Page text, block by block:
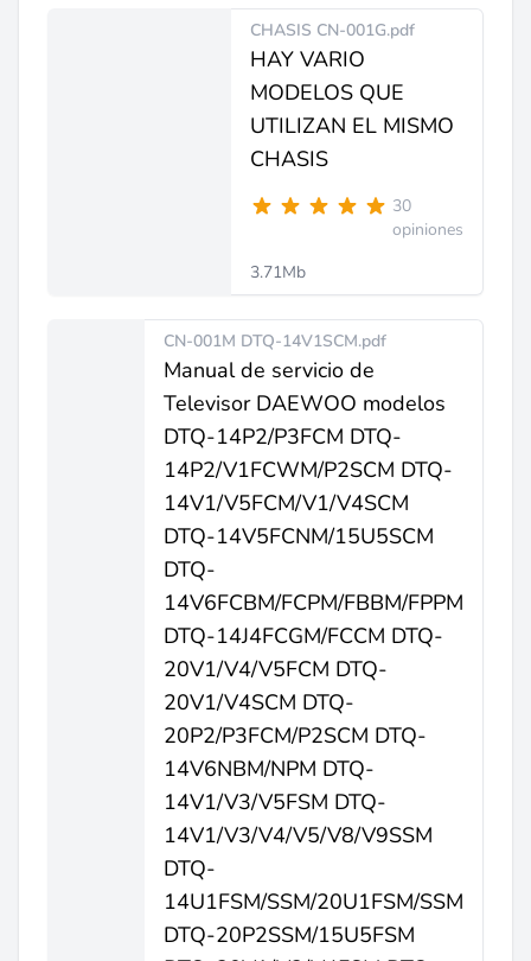
CHASIS CN-001G.pdf
HAY VARIO
MODELOS QUE
UTILIZAN EL MISMO
CHASIS
30
opiniones
3.71Mb
CN-001M DTQ-14V1SCM.pdf
Manual de servicio de
Televisor DAEWOO modelos
DTQ-14P2/P3FCM DTQ-
14P2/V1FCWM/P2SCM DTQ-
14V1/V5FCM/V1/V4SCM
DTQ-14V5FCNM/15U5SCM
DTQ-
14V6FCBM/FCPM/FBBM/FPPM
DTQ-14J4FCGM/FCCM DTQ-
20V1/V4/V5FCM DTQ-
20V1/V4SCM DTQ-
20P2/P3FCM/P2SCM DTQ-
14V6NBM/NPM DTQ-
14V1/V3/V5FSM DTQ-
14V1/V3/V4/V5/V8/V9SSM
DTQ-
14U1FSM/SSM/20U1FSM/SSM
DTQ-20P2SSM/15U5FSM